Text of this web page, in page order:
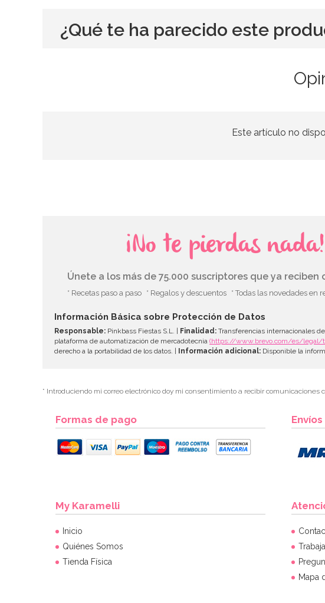
¿Qué te ha parecido este
Este artículo no
¡No te pierdas nada!
Únete a los más de 75.000 suscriptores que ya reciben
* Recetas paso a paso * Regalos y descuentos * Todas las novedades en
Información Básica sobre Protección de Datos
Responsable: Pinkbass Fiestas S.L. | Finalidad: Transferencias internacionales
plataforma de automatización de mercadotecnia (https://www.brevo.com/es/legal/
derecho a la portabilidad de los datos. | Información adicional: Disponible la
* Introduciendo mi correo electrónico doy mi consentimiento a recibir
Formas de pago
My Karamelli
Inicio
Quiénes Somos
Tienda Física
Mapa